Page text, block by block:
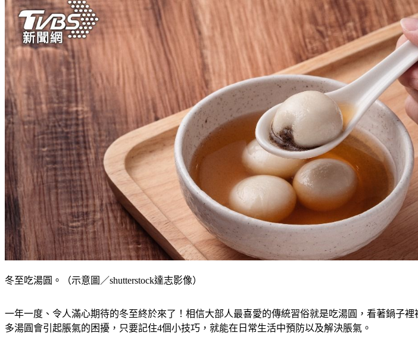
冬至吃湯圓。（示意圖／shutterstock達志影像）
一年一度、令人滿心期待的冬至終於來了！相信大部人最喜愛的傳統習俗就是吃湯圓，看著鍋子
多湯圓會引起脹氣的困擾，只要記住4個小技巧，就能在日常生活中預防以及解決脹氣。